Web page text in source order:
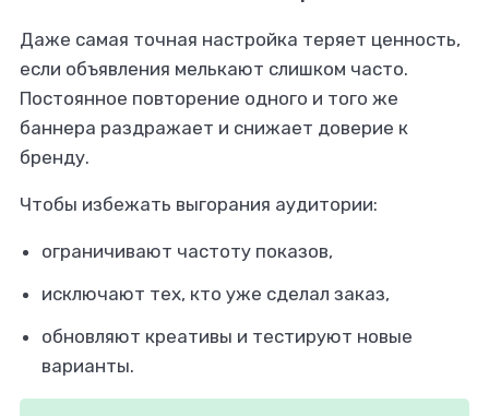
Даже самая точная настройка теряет ценность,
если объявления мелькают слишком часто.
Постоянное повторение одного и того же
баннера раздражает и снижает доверие к
бренду.
Чтобы избежать выгорания аудитории:
ограничивают частоту показов,
исключают тех, кто уже сделал заказ,
обновляют креативы и тестируют новые
варианты.